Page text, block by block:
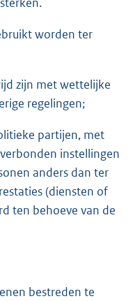
worden ter
zijn met wettelijke
regelingen;
partijen, met
instellingen
anders dan ter
(diensten of
ten behoeve van de
bestreden te